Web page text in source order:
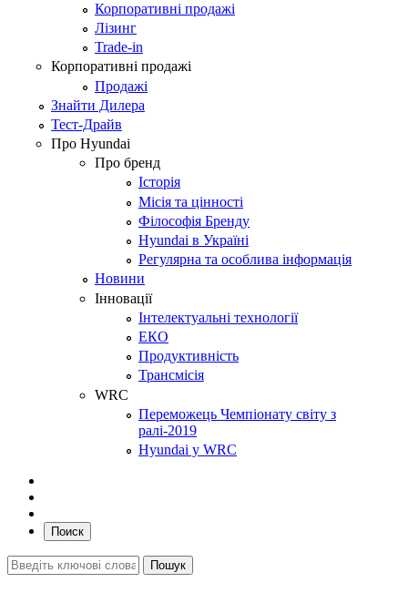
Корпоративні продажі
Лізинг
Trade-in
Корпоративні продажі
Продажі
Знайти Дилера
Тест-Драйв
Про Hyundai
Про бренд
Історія
Місія та цінності
Філософія Бренду
Hyundai в Україні
Регулярна та особлива інформація
Новини
Інновації
Інтелектуальні технології
ЕКО
Продуктивність
Трансмісія
WRC
Переможець Чемпіонату світу з
ралі-2019
Hyundai у WRC
Поиск